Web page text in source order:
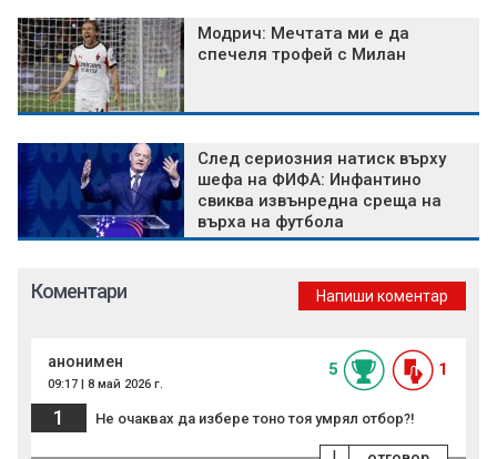
Модрич: Мечтата ми е да
спечеля трофей с Милан
След сериозния натиск върху
шефа на ФИФА: Инфантино
свиква извънредна среща на
върха на футбола
Коментари Напиши коментар
анонимен
09:17 | 8 май 2026 г.
5 1
1 Не очаквах да избере тоно тоя умрял отбор?!